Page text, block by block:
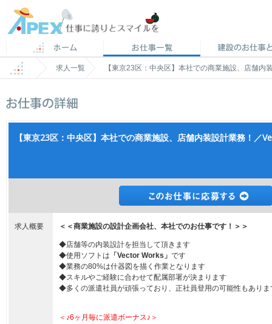
求人一覧 【東京23区：中央区】本社での商業施設、店舗内
【東京23区：中央区】本社での商業施設、店舗内装設計業務！／
求人概要 ＜＜商業施設の設計企画会社、本社でのお仕事です！＞＞
◆店舗等の内装設計を担当して頂きます
◆使用ソフトは 「Vector Works」 です
◆業務の80%は什器図を描く作業となります
◆スキルやご経験に合わせて配属部署が決まります
◆多くの派遣社員が頑張っており、正社員登用の可能性もありま
＜♪6ヶ月毎に派遣ボーナス♪＞